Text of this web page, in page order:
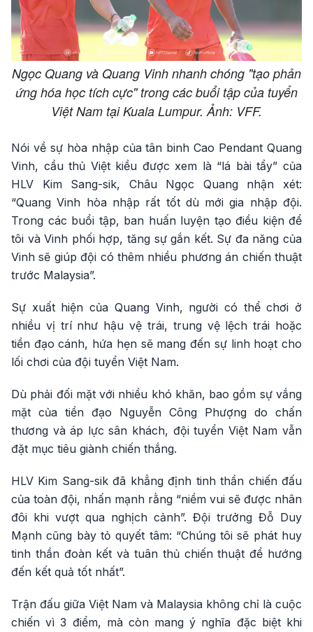
Ngọc Quang và Quang Vinh nhanh chóng "tạo phản
ứng hóa học tích cực" trong các buổi tập của tuyển
Việt Nam tại Kuala Lumpur. Ảnh: VFF.
Nói về sự hòa nhập của tân binh Cao Pendant Quang
Vinh, cầu thủ Việt kiều được xem là “lá bài tẩy” của
HLV Kim Sang-sik, Châu Ngọc Quang nhận xét:
“Quang Vinh hòa nhập rất tốt dù mới gia nhập đội.
Trong các buổi tập, ban huấn luyện tạo điều kiện để
tôi và Vinh phối hợp, tăng sự gắn kết. Sự đa năng của
Vinh sẽ giúp đội có thêm nhiều phương án chiến thuật
trước Malaysia”.
Sự xuất hiện của Quang Vinh, người có thể chơi ở
nhiều vị trí như hậu vệ trái, trung vệ lệch trái hoặc
tiền đạo cánh, hứa hẹn sẽ mang đến sự linh hoạt cho
lối chơi của đội tuyển Việt Nam.
Dù phải đối mặt với nhiều khó khăn, bao gồm sự vắng
mặt của tiền đạo Nguyễn Công Phượng do chấn
thương và áp lực sân khách, đội tuyển Việt Nam vẫn
đặt mục tiêu giành chiến thắng.
HLV Kim Sang-sik đã khẳng định tinh thần chiến đấu
của toàn đội, nhấn mạnh rằng “niềm vui sẽ được nhân
đôi khi vượt qua nghịch cảnh”. Đội trưởng Đỗ Duy
Mạnh cũng bày tỏ quyết tâm: “Chúng tôi sẽ phát huy
tinh thần đoàn kết và tuân thủ chiến thuật để hướng
đến kết quả tốt nhất”.
Trận đấu giữa Việt Nam và Malaysia không chỉ là cuộc
chiến vì 3 điểm, mà còn mang ý nghĩa đặc biệt khi